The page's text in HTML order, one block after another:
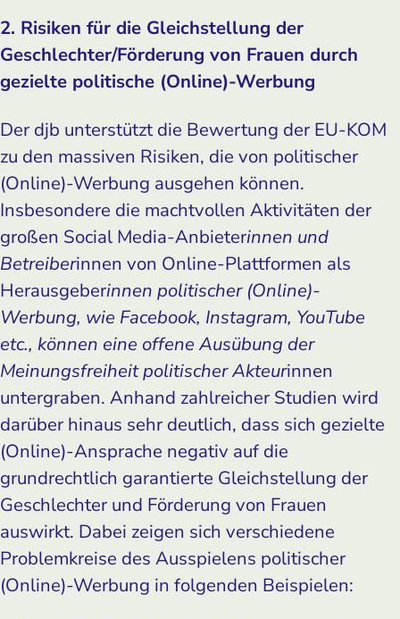
2. Risiken für die Gleichstellung der
Geschlechter/Förderung von Frauen durch
gezielte politische (Online)-Werbung
Der djb unterstützt die Bewertung der EU-KOM
zu den massiven Risiken, die von politischer
(Online)-Werbung ausgehen können.
Insbesondere die machtvollen Aktivitäten der
großen Social Media-Anbieterinnen und
Betreiberinnen von Online-Plattformen als
Herausgeberinnen politischer (Online)-
Werbung, wie Facebook, Instagram, YouTube
etc., können eine offene Ausübung der
Meinungsfreiheit politischer Akteurinnen
untergraben. Anhand zahlreicher Studien wird
darüber hinaus sehr deutlich, dass sich gezielte
(Online)-Ansprache negativ auf die
grundrechtlich garantierte Gleichstellung der
Geschlechter und Förderung von Frauen
auswirkt. Dabei zeigen sich verschiedene
Problemkreise des Ausspielens politischer
(Online)-Werbung in folgenden Beispielen: